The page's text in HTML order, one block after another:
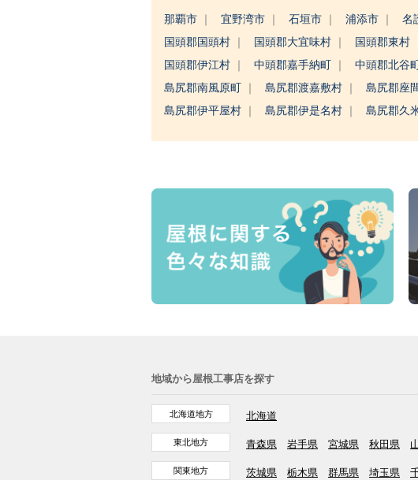
那覇市 宜野湾市 石垣市 浦添市 名
国頭郡国頭村
国頭郡大宜味村 国頭郡東村
国頭郡伊江村
中頭郡嘉手納町 中頭郡北谷町
島尻郡南風原町
島尻郡渡嘉敷村 島尻郡座
島尻郡伊平屋村
島尻郡伊是名村 島尻郡久
地域から屋根工事店を探す
北海道地方 北海道
東北地方 青森県 岩手県 宮城県 秋田県
関東地方 茨城県 栃木県 群馬県 埼玉県